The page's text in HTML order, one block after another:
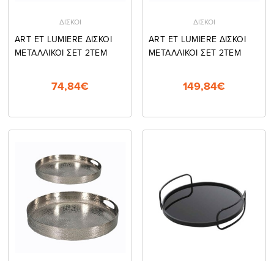
ΔΙΣΚΟΙ
ART ET LUMIERE ΔΙΣΚΟΙ
ΜΕΤΑΛΛΙΚΟΙ ΣΕΤ 2ΤΕΜ
74,84€
ΔΙΣΚΟΙ
ART ET LUMIERE ΔΙΣΚΟΙ
ΜΕΤΑΛΛΙΚΟΙ ΣΕΤ 2ΤΕΜ
149,84€